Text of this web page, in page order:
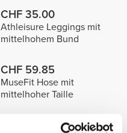
CHF 35.00
Athleisure Leggings mit
mittelhohem Bund
CHF 59.85
MuseFit Hose mit
mittelhoher Taille